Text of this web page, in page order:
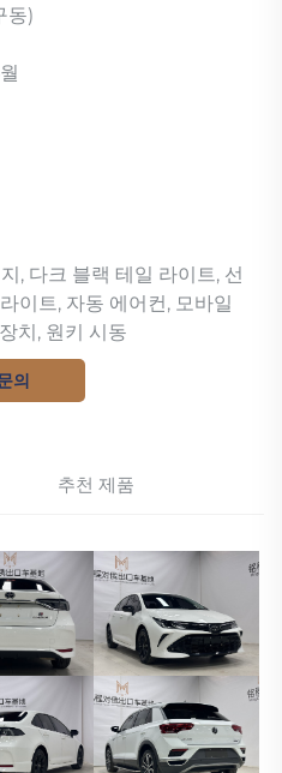
동)
, 다크 블랙 테일 라이트, 선
이트, 자동 에어컨, 모바일
치, 원키 시동
의
추천 제품